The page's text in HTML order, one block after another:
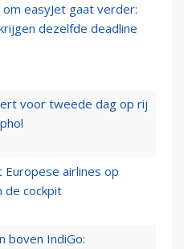
easyJet gaat verder:
dezelfde deadline
voor tweede dag op rij
Europese airlines op
de cockpit
boven IndiGo: